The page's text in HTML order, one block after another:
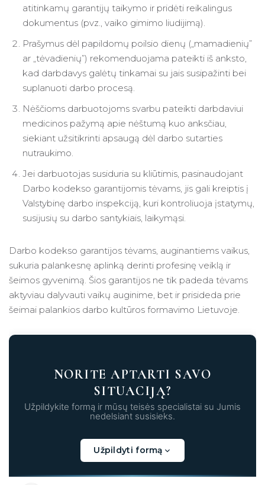
atitinkamų garantijų taikymo ir pridėti reikalingus
dokumentus (pvz., vaiko gimimo liudijimą).
Prašymus dėl papildomų poilsio dienų („mamadienių”
ar „tėvadienių”) rekomenduojama pateikti iš anksto,
kad darbdavys galėtų tinkamai su jais susipažinti bei
suplanuoti darbo procesą.
Nėščioms darbuotojoms svarbu pateikti darbdaviui
medicinos pažymą apie nėštumą kuo anksčiau,
siekiant užsitikrinti apsaugą dėl darbo sutarties
nutraukimo.
Jei darbuotojas susiduria su kliūtimis, pasinaudojant
Darbo kodekso garantijomis tėvams, jis gali kreiptis į
Valstybinę darbo inspekciją, kuri kontroliuoja įstatymų,
susijusių su darbo santykiais, laikymąsi.
Darbo kodekso garantijos tėvams, auginantiems vaikus,
sukuria palankesnę aplinką derinti profesinę veiklą ir
šeimos gyvenimą. Šios garantijos ne tik padeda tėvams
aktyviau dalyvauti vaikų auginime, bet ir prisideda prie
šeimai palankios darbo kultūros formavimo Lietuvoje.
NORITE APTARTI SAVO
SITUACIJĄ?
Užpildykite formą ir mūsų teisės specialistai su Jumis
nedelsiant susisieks.
Užpildyti formą